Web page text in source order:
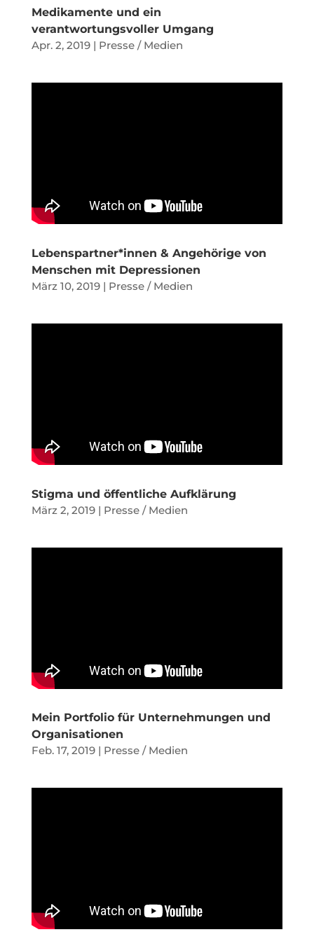
Medikamente und ein
verantwortungsvoller Umgang
Apr. 2, 2019| Presse / Medien
Lebenspartner*innen & Angehörige von
Menschen mit Depressionen
März 10, 2019| Presse / Medien
Stigma und öffentliche Aufklärung
März 2, 2019| Presse / Medien
Mein Portfolio für Unternehmungen und
Organisationen
Feb. 17, 2019| Presse / Medien